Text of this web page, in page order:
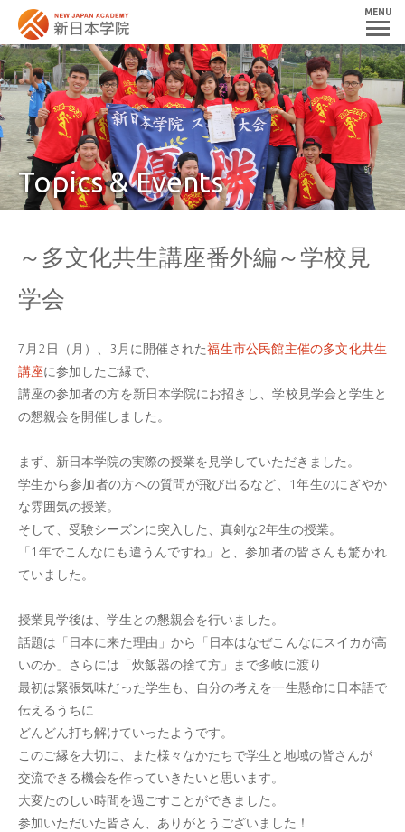
MENU
Topics & Events
～多文化共生講座番外編～学校見
学会
7月2日（月）、3月に開催された福生市公民館主催の多文化共生
講座に参加したご縁で、
講座の参加者の方を新日本学院にお招きし、学校見学会と学生と
の懇親会を開催しました。
まず、新日本学院の実際の授業を見学していただきました。
学生から参加者の方への質問が飛び出るなど、1年生のにぎやか
な雰囲気の授業。
そして、受験シーズンに突入した、真剣な2年生の授業。
「1年でこんなにも違うんですね」と、参加者の皆さんも驚かれ
ていました。
授業見学後は、学生との懇親会を行いました。
話題は「日本に来た理由」から「日本はなぜこんなにスイカが高
いのか」さらには「炊飯器の捨て方」まで多岐に渡り
最初は緊張気味だった学生も、自分の考えを一生懸命に日本語で
伝えるうちに
どんどん打ち解けていったようです。
このご縁を大切に、また様々なかたちで学生と地域の皆さんが
交流できる機会を作っていきたいと思います。
大変たのしい時間を過ごすことができました。
参加いただいた皆さん、ありがとうございました！